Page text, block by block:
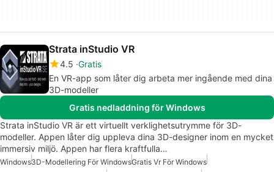
Strata inStudio VR
4.5 Gratis
En VR-app som låter dig arbeta mer ingående med dina
3D-modeller
Gratis nedladdning för Windows
Strata inStudio VR är ett virtuellt verklighetsutrymme för 3D-
modeller. Appen låter dig uppleva dina 3D-designer inom en mycket
immersiv miljö. Appen har flera kraftfulla…
Windows3D-Modellering För WindowsGratis Vr För Windows